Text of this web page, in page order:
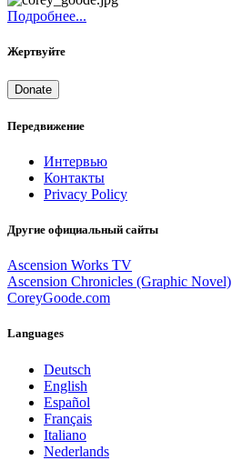
Подробнее...
Жертвуйте
Donate
Передвижение
Интервью
Контакты
Privacy Policy
Другие официальный сайты
Ascension Works TV
Ascension Chronicles (Graphic Novel)
CoreyGoode.com
Languages
Deutsch
English
Español
Français
Italiano
Nederlands